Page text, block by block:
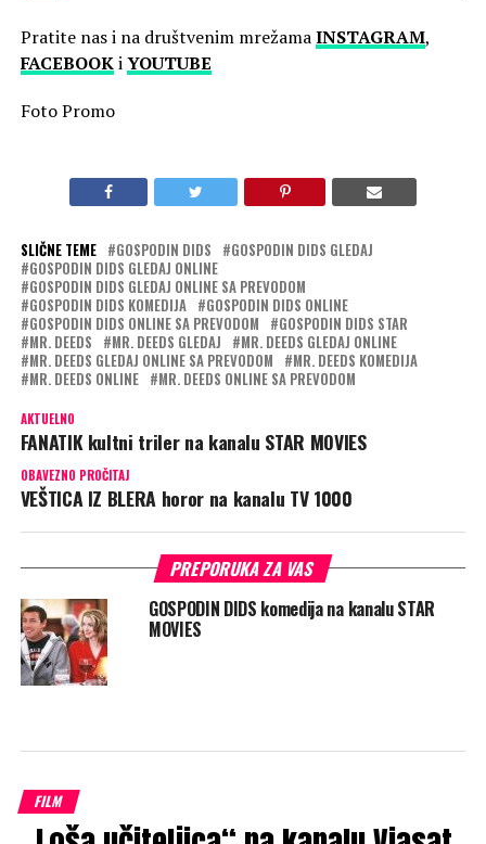
Pratite nas i na društvenim mrežamaINSTAGRAM,
FACEBOOKiYOUTUBE
Foto Promo
SLIČNE TEME GOSPODIN DIDS
GOSPODIN DIDS GLEDAJ
GOSPODIN DIDS GLEDAJ ONLINE
GOSPODIN DIDS GLEDAJ ONLINE SA PREVODOM
GOSPODIN DIDS KOMEDIJA
GOSPODIN DIDS ONLINE
GOSPODIN DIDS ONLINE SA PREVODOM
GOSPODIN DIDS STAR
MR. DEEDS
MR. DEEDS GLEDAJ
MR. DEEDS GLEDAJ ONLINE
MR. DEEDS GLEDAJ ONLINE SA PREVODOM
MR. DEEDS KOMEDIJA
MR. DEEDS ONLINE
MR. DEEDS ONLINE SA PREVODOM
AKTUELNO
FANATIK kultni triler na kanalu STAR MOVIES
OBAVEZNO PROČITAJ
VEŠTICA IZ BLERA horor na kanalu TV 1000
PREPORUKA ZA VAS
GOSPODIN DIDS komedija na kanalu STAR
MOVIES
FILM